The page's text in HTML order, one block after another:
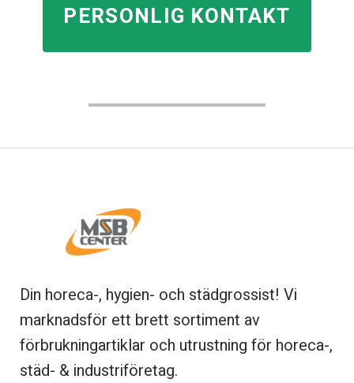
PERSONLIG KONTAKT
Din horeca-, hygien- och städgrossist! Vi
marknadsför ett brett sortiment av
förbrukningartiklar och utrustning för horeca-,
städ- & industriföretag.